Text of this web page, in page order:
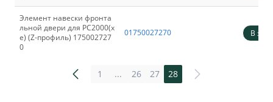
Элемент навески фронта
льной двери для PC2000(x
e) (Z-профиль) 175002727
0
01750027270 В
1 ... 26 27 28